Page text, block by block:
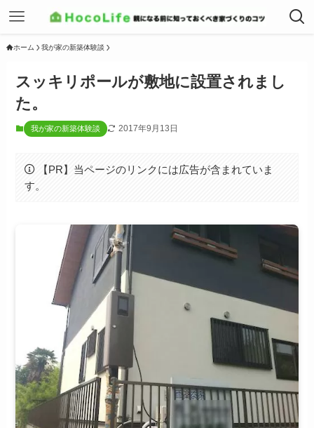
ホーム 我が家の新築体験談
スッキリポールが敷地に設置されまし
た。
我が家の新築体験談 2017年9月13日
【PR】当ページのリンクには広告が含まれていま
す。